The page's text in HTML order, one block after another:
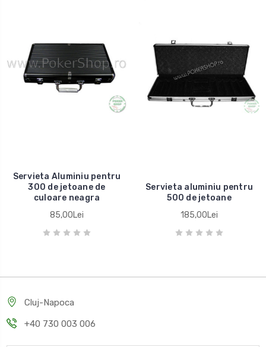
Servieta Aluminiu pentru
300 de jetoane de
culoare neagra
85,00Lei
Servieta aluminiu pentru
500 de jetoane
185,00Lei
Cluj-Napoca
+40 730 003 006